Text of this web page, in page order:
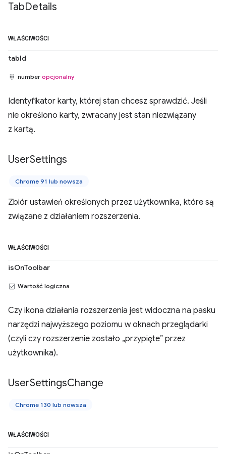
TabDetails
WŁAŚCIWOŚCI
tabId
number opcjonalny
Identyfikator karty, której stan chcesz sprawdzić. Jeśli
nie określono karty, zwracany jest stan niezwiązany
z kartą.
UserSettings
Chrome 91 lub nowsza
Zbiór ustawień określonych przez użytkownika, które są
związane z działaniem rozszerzenia.
WŁAŚCIWOŚCI
isOnToolbar
Wartość logiczna
Czy ikona działania rozszerzenia jest widoczna na pasku
narzędzi najwyższego poziomu w oknach przeglądarki
(czyli czy rozszerzenie zostało „przypięte” przez
użytkownika).
UserSettingsChange
Chrome 130 lub nowsza
WŁAŚCIWOŚCI